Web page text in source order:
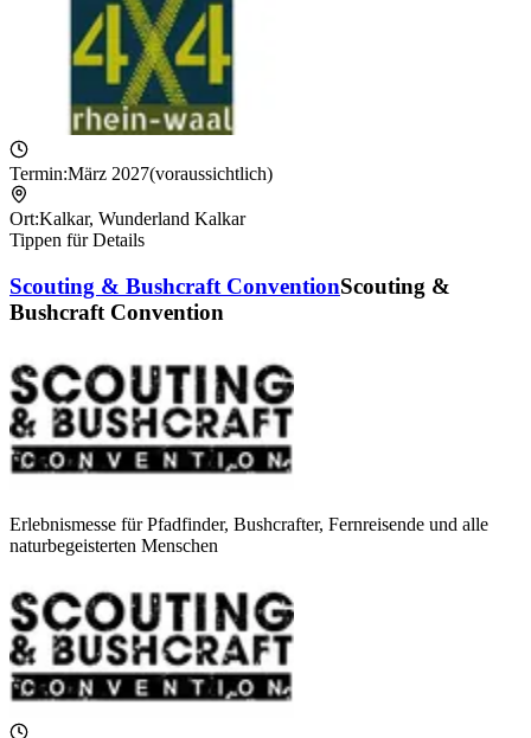
Termin:März 2027(voraussichtlich)
Ort:Kalkar, Wunderland Kalkar
Tippen für Details
Scouting & Bushcraft ConventionScouting &
Bushcraft Convention
Erlebnismesse für Pfadfinder, Bushcrafter, Fernreisende und alle
naturbegeisterten Menschen